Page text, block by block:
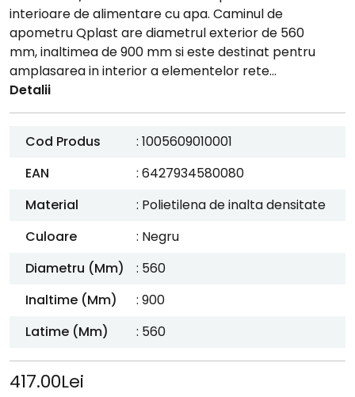
interioare de alimentare cu apa. Caminul de
apometru Qplast are diametrul exterior de 560
mm, inaltimea de 900 mm si este destinat pentru
amplasarea in interior a elementelor rete...
Detalii
Cod Produs
: 1005609010001
EAN
: 6427934580080
Material
: Polietilena de inalta densitate
Culoare
: Negru
Diametru (mm)
: 560
Inaltime (mm)
: 900
Latime (mm)
: 560
417.00Lei